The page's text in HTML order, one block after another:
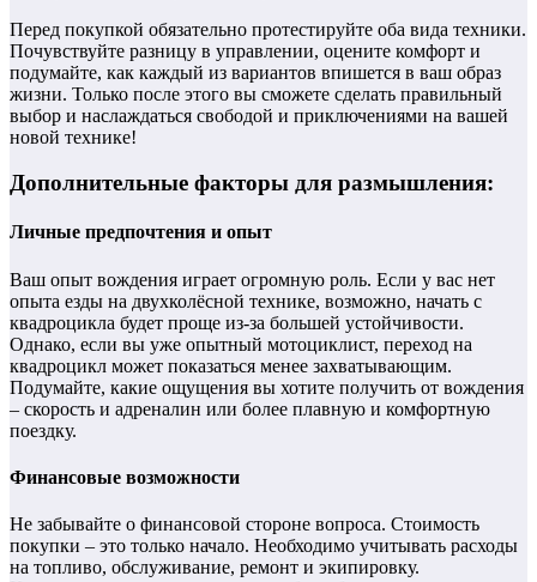
Перед покупкой обязательно протестируйте оба вида техники.
Почувствуйте разницу в управлении, оцените комфорт и
подумайте, как каждый из вариантов впишется в ваш образ
жизни. Только после этого вы сможете сделать правильный
выбор и наслаждаться свободой и приключениями на вашей
новой технике!
Дополнительные факторы для размышления:
Личные предпочтения и опыт
Ваш опыт вождения играет огромную роль. Если у вас нет
опыта езды на двухколёсной технике, возможно, начать с
квадроцикла будет проще из-за большей устойчивости.
Однако, если вы уже опытный мотоциклист, переход на
квадроцикл может показаться менее захватывающим.
Подумайте, какие ощущения вы хотите получить от вождения
– скорость и адреналин или более плавную и комфортную
поездку.
Финансовые возможности
Не забывайте о финансовой стороне вопроса. Стоимость
покупки – это только начало. Необходимо учитывать расходы
на топливо, обслуживание, ремонт и экипировку.